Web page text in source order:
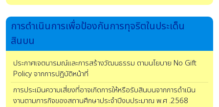
การดําเนินการเพื่อป้องกันการทุจริตในประเด็น
สินบน
ประกาศเจตนารมณ์และการสร้างวัฒนธรรม ตามนโยบาย No Gift
Policy จากการปฏิบัติหน้าที่
การประเมินความเสี่ยงที่อาจเกิดการให้หรือรับสินบนจากการดำเนิน
งานตามภารกิจของสถานศึกษาประจำปีงบประมาณ พ.ศ .2568